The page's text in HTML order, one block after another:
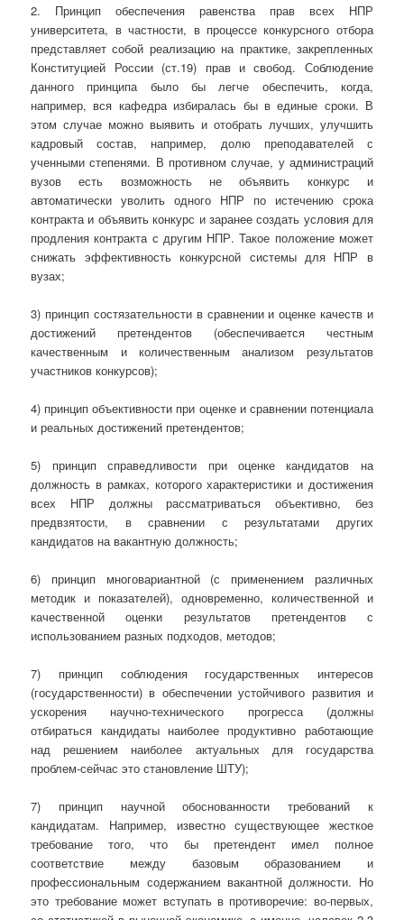
2. Принцип обеспечения равенства прав всех НПР
университета, в частности, в процессе конкурсного отбора
представляет собой реализацию на практике, закрепленных
Конституцией России (ст.19) прав и свобод. Соблюдение
данного принципа было бы легче обеспечить, когда,
например, вся кафедра избиралась бы в единые сроки. В
этом случае можно выявить и отобрать лучших, улучшить
кадровый состав, например, долю преподавателей с
ученными степенями. В противном случае, у администраций
вузов есть возможность не объявить конкурс и
автоматически уволить одного НПР по истечению срока
контракта и объявить конкурс и заранее создать условия для
продления контракта с другим НПР. Такое положение может
снижать эффективность конкурсной системы для НПР в
вузах;
3) принцип состязательности в сравнении и оценке качеств и
достижений претендентов (обеспечивается честным
качественным и количественным анализом результатов
участников конкурсов);
4) принцип объективности при оценке и сравнении потенциала
и реальных достижений претендентов;
5) принцип справедливости при оценке кандидатов на
должность в рамках, которого характеристики и достижения
всех НПР должны рассматриваться объективно, без
предвзятости, в сравнении с результатами других
кандидатов на вакантную должность;
6) принцип многовариантной (с применением различных
методик и показателей), одновременно, количественной и
качественной оценки результатов претендентов с
использованием разных подходов, методов;
7) принцип соблюдения государственных интересов
(государственности) в обеспечении устойчивого развития и
ускорения научно-технического прогресса (должны
отбираться кандидаты наиболее продуктивно работающие
над решением наиболее актуальных для государства
проблем-сейчас это становление ШТУ);
7) принцип научной обоснованности требований к
кандидатам. Например, известно существующее жесткое
требование того, что бы претендент имел полное
соответствие между базовым образованием и
профессиональным содержанием вакантной должности. Но
это требование может вступать в противоречие: во-первых,